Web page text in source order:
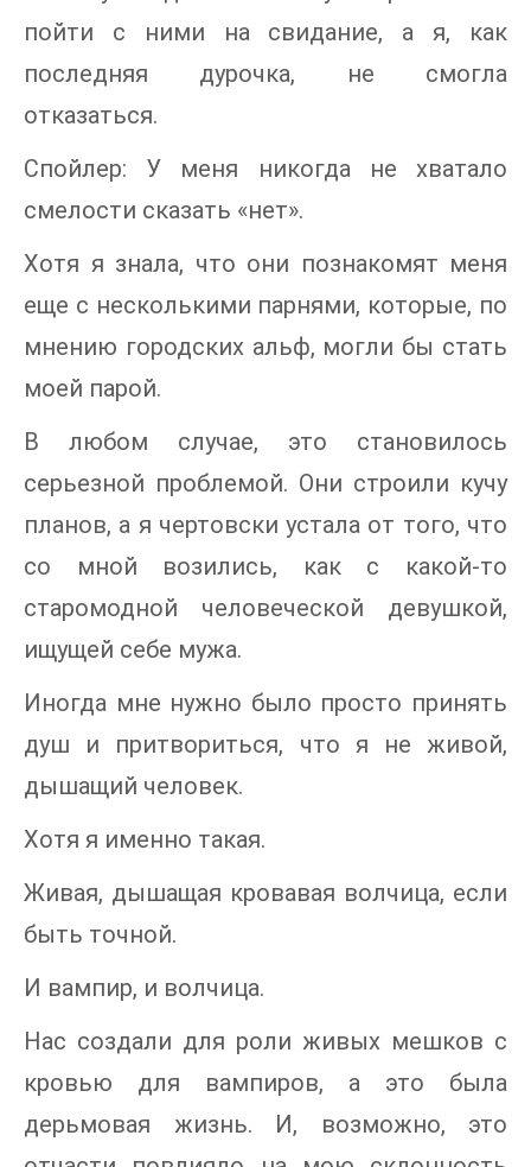
пойти с ними на свидание, а я, как
последняя дурочка, не смогла
отказаться.
Спойлер: У меня никогда не хватало
смелости сказать «нет».
Хотя я знала, что они познакомят меня
еще с несколькими парнями, которые, по
мнению городских альф, могли бы стать
моей парой.
В любом случае, это становилось
серьезной проблемой. Они строили кучу
планов, а я чертовски устала от того, что
со мной возились, как с какой-то
старомодной человеческой девушкой,
ищущей себе мужа.
Иногда мне нужно было просто принять
душ и притвориться, что я не живой,
дышащий человек.
Хотя я именно такая.
Живая, дышащая кровавая волчица, если
быть точной.
И вампир, и волчица.
Нас создали для роли живых мешков с
кровью для вампиров, а это была
дерьмовая жизнь. И, возможно, это